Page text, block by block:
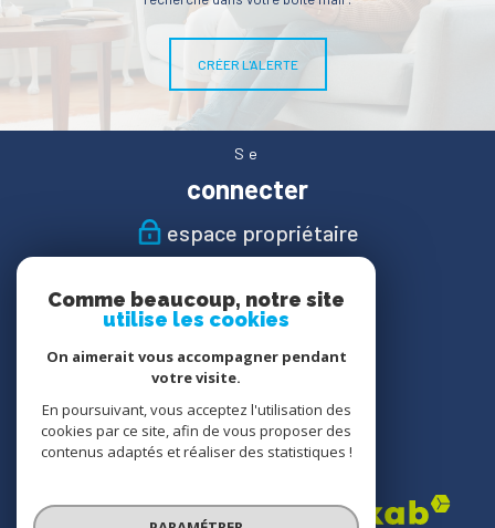
CRÉER L'ALERTE
Se
connecter
espace propriétaire
suivre
Nous
adhérons
Comme beaucoup, notre site
utilise les cookies
On aimerait vous accompagner pendant
votre visite.
En poursuivant, vous acceptez l'utilisation des
cookies par ce site, afin de vous proposer des
contenus adaptés et réaliser des statistiques !